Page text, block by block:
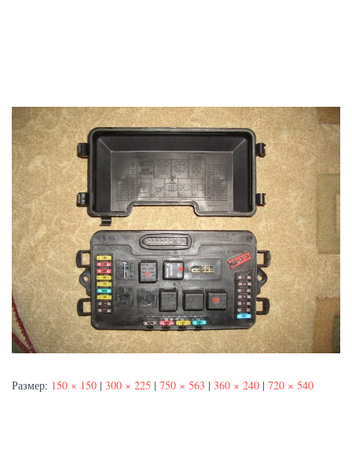
Размер: 150 × 150 | 300 × 225 | 750 × 563 | 360 × 240 | 720 × 540